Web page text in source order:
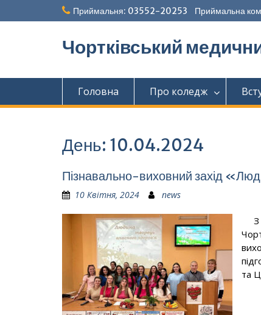
до
Приймальня: 03552-20253 Приймальна
Чортківський
Головна Про коледж
День: 10.04.2024
Пізнавально-виховний захід
10 Квітня, 2024 news
З
та